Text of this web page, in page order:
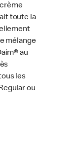
toute la
mélange
au
les
ou